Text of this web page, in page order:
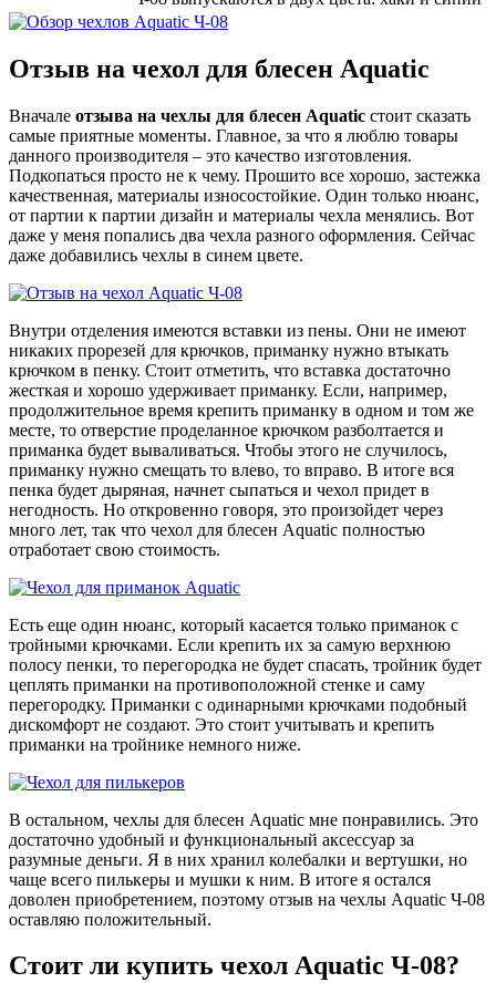
Отзыв на чехол для блесен Aquatic
Вначале отзыва на чехлы для блесен Aquatic стоит сказать
самые приятные моменты. Главное, за что я люблю товары
данного производителя – это качество изготовления.
Подкопаться просто не к чему. Прошито все хорошо, застежка
качественная, материалы износостойкие. Один только нюанс,
от партии к партии дизайн и материалы чехла менялись. Вот
даже у меня попались два чехла разного оформления. Сейчас
даже добавились чехлы в синем цвете.
Внутри отделения имеются вставки из пены. Они не имеют
никаких прорезей для крючков, приманку нужно втыкать
крючком в пенку. Стоит отметить, что вставка достаточно
жесткая и хорошо удерживает приманку. Если, например,
продолжительное время крепить приманку в одном и том же
месте, то отверстие проделанное крючком разболтается и
приманка будет вываливаться. Чтобы этого не случилось,
приманку нужно смещать то влево, то вправо. В итоге вся
пенка будет дыряная, начнет сыпаться и чехол придет в
негодность. Но откровенно говоря, это произойдет через
много лет, так что чехол для блесен Aquatic полностью
отработает свою стоимость.
Есть еще один нюанс, который касается только приманок с
тройными крючками. Если крепить их за самую верхнюю
полосу пенки, то перегородка не будет спасать, тройник будет
цеплять приманки на противоположной стенке и саму
перегородку. Приманки с одинарными крючками подобный
дискомфорт не создают. Это стоит учитывать и крепить
приманки на тройнике немного ниже.
В остальном, чехлы для блесен Aquatic мне понравились. Это
достаточно удобный и функциональный аксессуар за
разумные деньги. Я в них хранил колебалки и вертушки, но
чаще всего пилькеры и мушки к ним. В итоге я остался
доволен приобретением, поэтому отзыв на чехлы Aquatic Ч-08
оставляю положительный.
Стоит ли купить чехол Aquatic Ч-08?